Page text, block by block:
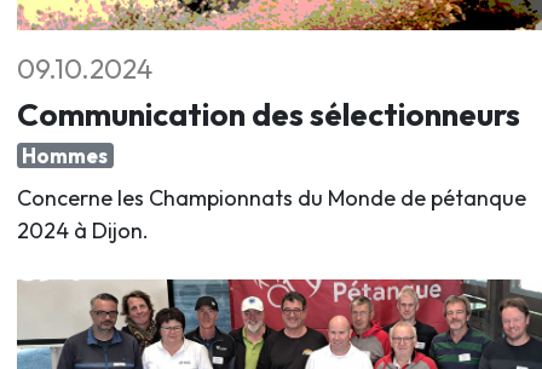
09.10.2024
Communication des sélectionneurs
Hommes
Concerne les Championnats du Monde de pétanque
2024 à Dijon.